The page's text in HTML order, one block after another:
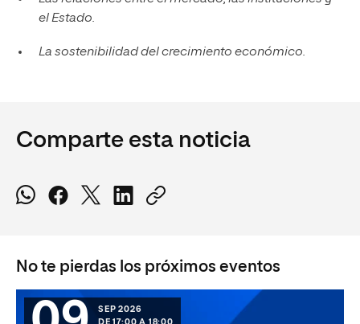
el Estado.
La sostenibilidad del crecimiento económico.
Comparte esta noticia
No te pierdas los próximos eventos
SEP 2026
DE 17:00 A 18:00